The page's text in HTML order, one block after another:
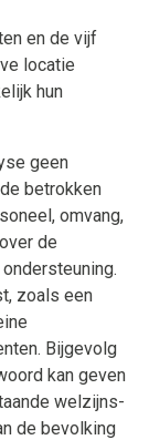
en de vijf
locatie
hun
geen
betrokken
omvang,
de
zoals een
Bijgevolg
kan geven
welzijns-
de bevolking